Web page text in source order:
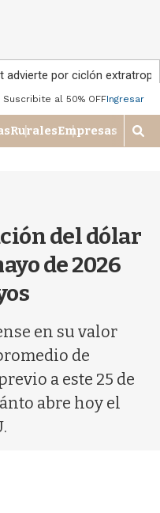
advierte por ciclón
Suscribite al 50% OFFIngresar
RuralesEmpresas
M
o
r
b
del dólar
de 2026
en su valor
de
a este 25 de
abre hoy el